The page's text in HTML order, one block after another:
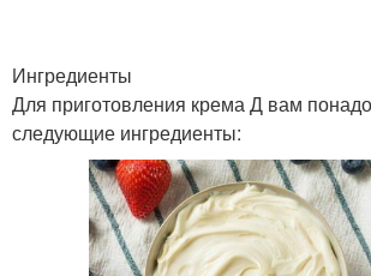
Ингредиенты
Для приготовления крема Д вам
следующие ингредиенты: